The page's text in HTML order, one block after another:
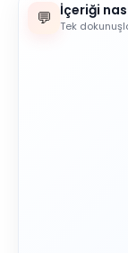
💬 İçeriği
Tek